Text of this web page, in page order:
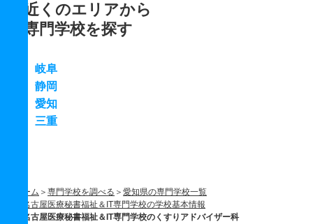
近くのエリアから
専門学校を探す
岐阜
静岡
愛知
三重
ホーム 専門学校を調べる
愛知県の専門学校一覧
名古屋医療秘書福祉＆IT専門学校の学校基本情報
名古屋医療秘書福祉＆IT専門学校のくすりアドバイザー科